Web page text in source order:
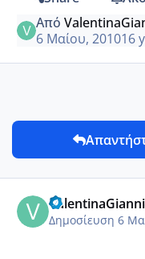
Από
6 Μαίου, 201016
Δημοσίευση 6